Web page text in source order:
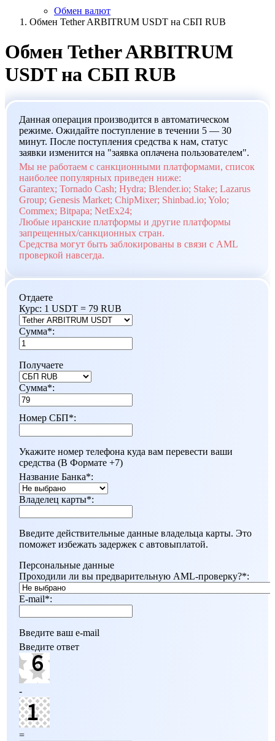
Обмен валют
Обмен Tether ARBITRUM USDT на СБП RUB
Обмен Tether ARBITRUM
USDT на СБП RUB
Данная операция производится в автоматическом
режиме. Ожидайте поступление в течении 5 — 30
минут. После поступления средства к нам, статус
заявки изменится на "заявка оплачена пользователем".
Мы не работаем с санкционными платформами, список
наиболее популярных приведен ниже:
Garantex; Tornado Cash; Hydra; Blender.io; Stake; Lazarus
Group; Genesis Market; ChipMixer; Shinbad.io; Yolo;
Commex; Bitpapa; NetEx24;
Любые иранские платформы и другие платформы
запрещенных/санкционных стран.
Средства могут быть заблокированы в связи с AML
проверкой навсегда.
Отдаете
Курс: 1 USDT = 79 RUB
Сумма*:
Получаете
Сумма*:
Номер СБП*:
Укажите номер телефона куда вам перевести ваши
средства (В Формате +7)
Название Банка*:
Владелец карты*:
Введите действительные данные владельца карты. Это
поможет избежать задержек с автовыплатой.
Персональные данные
Проходили ли вы предварительную AML-проверку?*:
E-mail*:
Введите ваш e-mail
Введите ответ
-
=